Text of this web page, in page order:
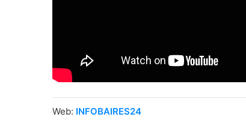
Web: INFOBAIRES24